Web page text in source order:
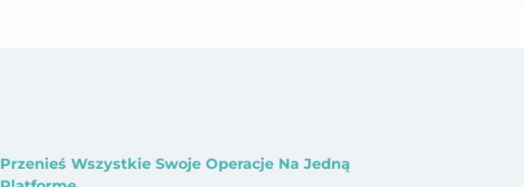
Przenieś Wszystkie Swoje Operacje Na Jedną